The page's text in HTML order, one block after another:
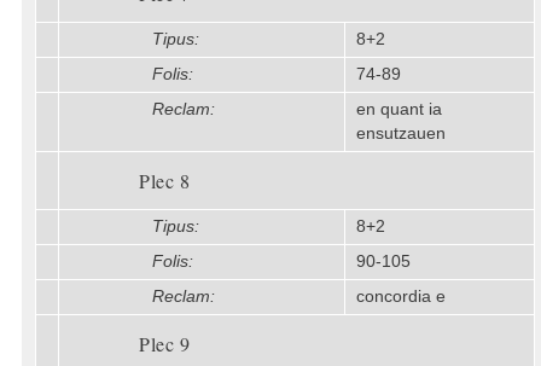
Tipus:
8+2
Folis:
74-89
Reclam:
en quant ia
ensutzauen
Plec 8
Tipus:
8+2
Folis:
90-105
Reclam:
concordia e
Plec 9